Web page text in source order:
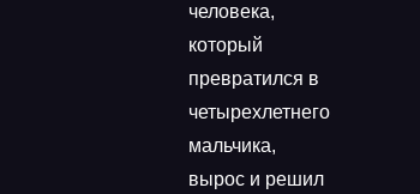
человека,
который
превратился в
четырехлетнего
мальчика,
вырос и решил